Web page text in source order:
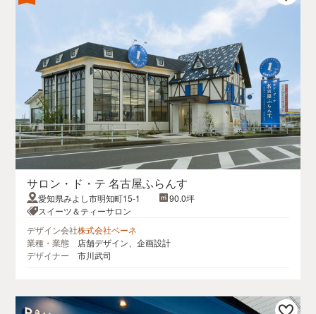
サロン・ド・テ 名古屋ふらんす
愛知県みよし市明知町15-1
90.0坪
スイーツ＆ティーサロン
デザイン会社株式会社ベーネ
業種・業態
店舗デザイン、企画設計
デザイナー
市川武司